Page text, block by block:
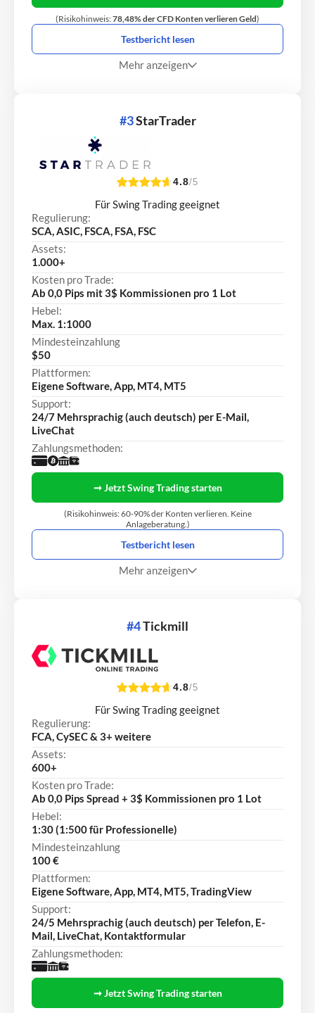
(Risikohinweis:78,48% der CFD Konten verlieren Geld)
Testbericht lesen
Mehr anzeigen
#3StarTrader
4.8/5
Für Swing Trading geeignet
Regulierung:
SCA, ASIC, FSCA, FSA, FSC
Assets:
1.000+
Kosten pro Trade:
Ab 0,0 Pips mit 3$ Kommissionen pro 1 Lot
Hebel:
Max. 1:1000
Mindesteinzahlung
$50
Plattformen:
Eigene Software, App, MT4, MT5
Support:
24/7 Mehrsprachig (auch deutsch) per E-Mail,
LiveChat
Zahlungsmethoden:
➞ Jetzt Swing Trading starten
(Risikohinweis: 60-90% der Konten verlieren. Keine
Anlageberatung.)
Testbericht lesen
Mehr anzeigen
#4Tickmill
4.8/5
Für Swing Trading geeignet
Regulierung:
FCA, CySEC & 3+ weitere
Assets:
600+
Kosten pro Trade:
Ab 0,0 Pips Spread + 3$ Kommissionen pro 1 Lot
Hebel:
1:30 (1:500 für Professionelle)
Mindesteinzahlung
100 €
Plattformen:
Eigene Software, App, MT4, MT5, TradingView
Support:
24/5 Mehrsprachig (auch deutsch) per Telefon, E-
Mail, LiveChat, Kontaktformular
Zahlungsmethoden:
➞ Jetzt Swing Trading starten